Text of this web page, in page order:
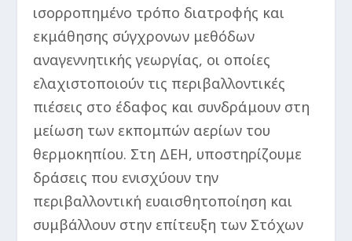
ισορροπημένο τρόπο διατροφής και
εκμάθησης σύγχρονων μεθόδων
αναγεννητικής γεωργίας, οι οποίες
ελαχιστοποιούν τις περιβαλλοντικές
πιέσεις στο έδαφος και συνδράμουν στη
μείωση των εκπομπών αερίων του
θερμοκηπίου. Στη ΔΕΗ, υποστηρίζουμε
δράσεις που ενισχύουν την
περιβαλλοντική ευαισθητοποίηση και
συμβάλλουν στην επίτευξη των Στόχων